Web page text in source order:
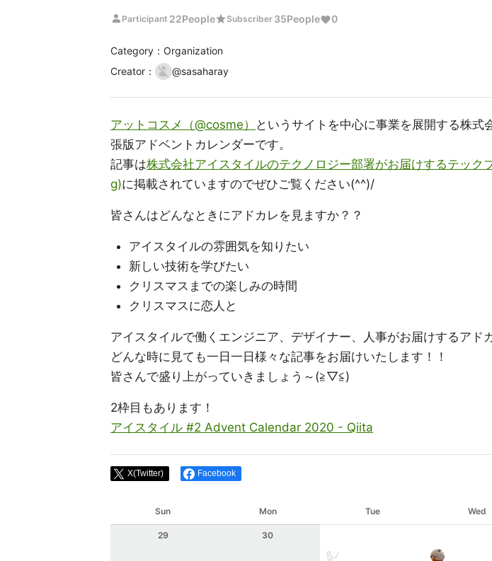
person Participant 22PeoplestarSubscriber 35People 0
Category：Organization
Creator ： @sasaharay
アットコスメ（@cosme）
というサイトを中心に事業を展開する株式
張版アドベントカレンダーです。
記事は株式会社アイスタイルのテクノロジー部署がお届けするテック
g)に掲載されていますのでぜひご覧ください(^^)/
皆さんはどんなときにアドカレを見ますか？？
アイスタイルの雰囲気を知りたい
新しい技術を学びたい
クリスマスまでの楽しみの時間
クリスマスに恋人と
アイスタイルで働くエンジニア、デザイナー、人事がお届けするアドカ
どんな時に見ても一日一日様々な記事をお届けいたします！！
皆さんで盛り上がっていきましょう～(≧▽≦)
2枠目もあります！
アイスタイル #2 Advent Calendar 2020 - Qiita
X(Twitter) Facebook
Sun Mon Tue Wed
29 30